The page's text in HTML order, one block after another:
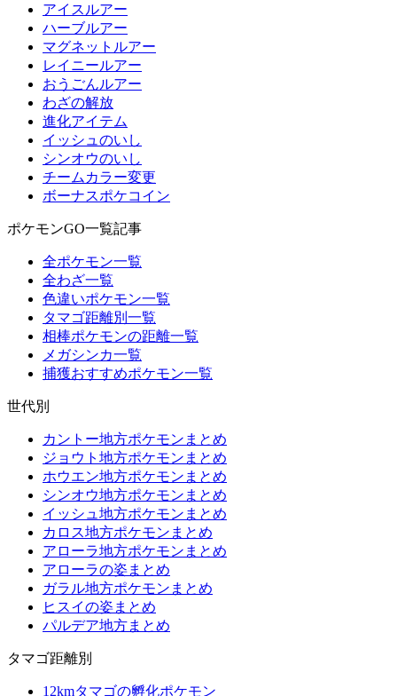
アイスルアー
ハーブルアー
マグネットルアー
レイニールアー
おうごんルアー
わざの解放
進化アイテム
イッシュのいし
シンオウのいし
チームカラー変更
ボーナスポケコイン
ポケモンGO一覧記事
全ポケモン一覧
全わざ一覧
色違いポケモン一覧
タマゴ距離別一覧
相棒ポケモンの距離一覧
メガシンカ一覧
捕獲おすすめポケモン一覧
世代別
カントー地方ポケモンまとめ
ジョウト地方ポケモンまとめ
ホウエン地方ポケモンまとめ
シンオウ地方ポケモンまとめ
イッシュ地方ポケモンまとめ
カロス地方ポケモンまとめ
アローラ地方ポケモンまとめ
アローラの姿まとめ
ガラル地方ポケモンまとめ
ヒスイの姿まとめ
パルデア地方まとめ
タマゴ距離別
12kmタマゴの孵化ポケモン